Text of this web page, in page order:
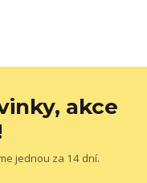
akce
jednou za 14 dní.